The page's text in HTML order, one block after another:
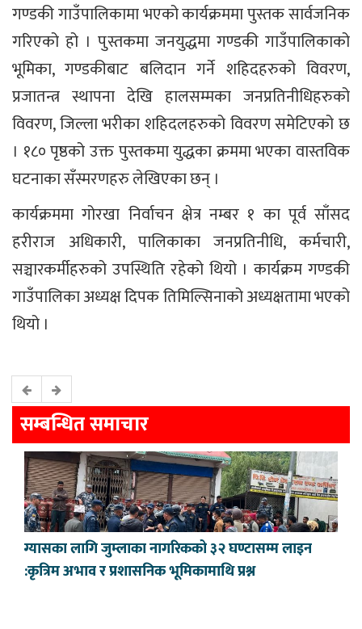
गण्डकी गाउँपालिकामा भएको कार्यक्रममा पुस्तक सार्वजनिक
गरिएको हो । पुस्तकमा जनयुद्धमा गण्डकी गाउँपालिकाको
भूमिका, गण्डकीबाट बलिदान गर्ने शहिदहरुको विवरण,
प्रजातन्त्र स्थापना देखि हालसम्मका जनप्रतिनीधिहरुको
विवरण, जिल्ला भरीका शहिदलहरुको विवरण समेटिएको छ
। १८० पृष्ठको उक्त पुस्तकमा युद्धका क्रममा भएका वास्तविक
घटनाका सँस्मरणहरु लेखिएका छन् ।
कार्यक्रममा गोरखा निर्वाचन क्षेत्र नम्बर १ का पूर्व साँसद
हरीराज अधिकारी, पालिकाका जनप्रतिनीधि, कर्मचारी,
सञ्चारकर्मीहरुको उपस्थिति रहेको थियो । कार्यक्रम गण्डकी
गाउँपालिका अध्यक्ष दिपक तिमिल्सिनाको अध्यक्षतामा भएको
थियो ।
सम्बन्धित समाचार
ग्यासका लागि जुम्लाका नागरिकको ३२ घण्टासम्म लाइन
:कृत्रिम अभाव र प्रशासनिक भूमिकामाथि प्रश्न